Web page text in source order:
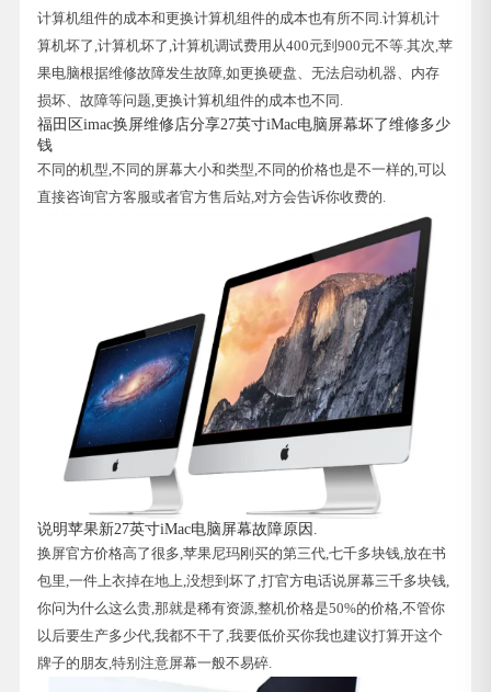
计算机组件的成本和更换计算机组件的成本也有所不同.计算机计
算机坏了,计算机坏了,计算机调试费用从400元到900元不等.其次,苹
果电脑根据维修故障发生故障,如更换硬盘、无法启动机器、内存
损坏、故障等问题,更换计算机组件的成本也不同.
福田区imac换屏维修店分享27英寸iMac电脑屏幕坏了维修多少
钱
不同的机型,不同的屏幕大小和类型,不同的价格也是不一样的,可以
直接咨询官方客服或者官方售后站,对方会告诉你收费的.
说明苹果新27英寸iMac电脑屏幕故障原因.
换屏官方价格高了很多,苹果尼玛刚买的第三代,七千多块钱,放在书
包里,一件上衣掉在地上,没想到坏了,打官方电话说屏幕三千多块钱,
你问为什么这么贵,那就是稀有资源,整机价格是50%的价格,不管你
以后要生产多少代,我都不干了,我要低价买你我也建议打算开这个
牌子的朋友,特别注意屏幕一般不易碎.